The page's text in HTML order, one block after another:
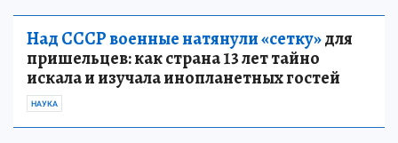
Над СССР военные натянули «сетку»для
пришельцев: как страна 13 лет тайно
искала и изучала инопланетных гостей
НАУКА